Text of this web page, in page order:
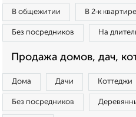
В общежитии В 2‑к квартире
Без посредников На
Продажа домов, дач,
Дома Дачи Коттеджи
Без посредников